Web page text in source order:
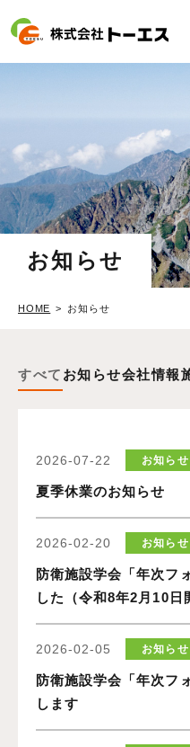
お知らせ
HOME お知らせ
すべて お知らせ会社情報
2026-07-22 お知らせ
夏季休業のお知らせ
2026-02-20 お知らせ
防衛施設学会「年次フ
した（令和8年2月10日
2026-02-05 お知らせ
防衛施設学会「年次フ
します